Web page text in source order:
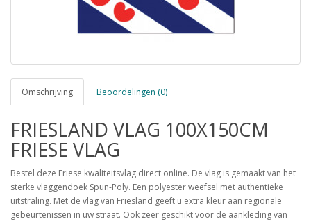
Omschrijving Beoordelingen (0)
FRIESLAND VLAG 100X150CM
FRIESE VLAG
Bestel deze Friese kwaliteitsvlag direct online. De vlag is gemaakt van het
sterke vlaggendoek Spun-Poly. Een polyester weefsel met authentieke
uitstraling. Met de vlag van Friesland geeft u extra kleur aan regionale
gebeurtenissen in uw straat. Ook zeer geschikt voor de aankleding van